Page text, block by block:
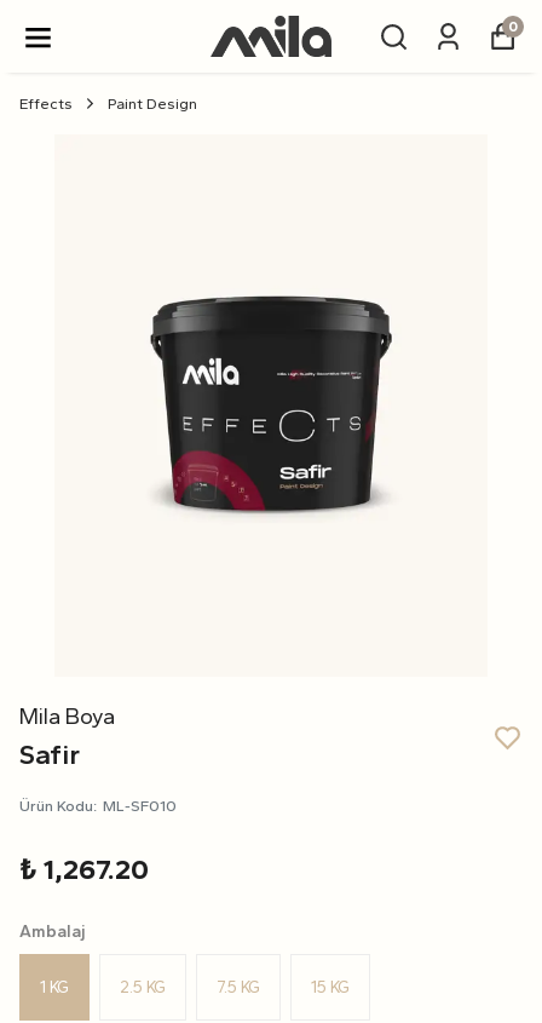
0
Effects Paint Design
Mila Boya
Safir
Ürün Kodu: ML-SF010
₺ 1,267.20
Ambalaj
1 KG 2.5 KG 7.5 KG 15 KG